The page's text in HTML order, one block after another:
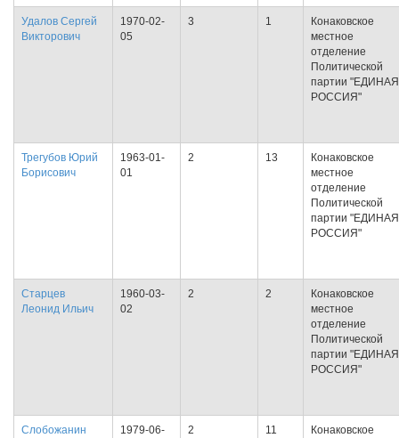
Удалов Сергей
Викторович
1970-02-
05
3 1
Конаковское
местное
отделение
Политической
партии "ЕДИНАЯ
РОССИЯ"
Трегубов Юрий
Борисович
1963-01-
01
2 13
Конаковское
местное
отделение
Политической
партии "ЕДИНАЯ
РОССИЯ"
Старцев
Леонид Ильич
1960-03-
02
2 2
Конаковское
местное
отделение
Политической
партии "ЕДИНАЯ
РОССИЯ"
Слобожанин
1979-06-
2 11
Конаковское